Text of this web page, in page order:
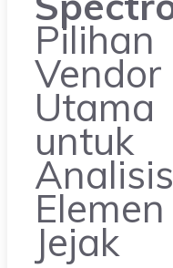
Pilihan
Vendor
Utama
untuk
Analisis
Elemen
Jejak